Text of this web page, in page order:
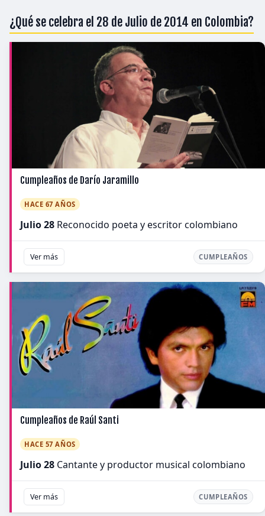
¿Qué se celebra el 28 de Julio de 2014 en Colombia?
Cumpleaños de Darío Jaramillo
HACE 67 AÑOS
Julio 28 Reconocido poeta y escritor colombiano
Ver más CUMPLEAÑOS
Cumpleaños de Raúl Santi
HACE 57 AÑOS
Julio 28 Cantante y productor musical colombiano
Ver más CUMPLEAÑOS